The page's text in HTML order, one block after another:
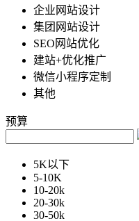
企业网站设计
集团网站设计
SEO网站优化
建站+优化推广
微信小程序定制
其他
预算
5K以下
5-10K
10-20k
20-30k
30-50k